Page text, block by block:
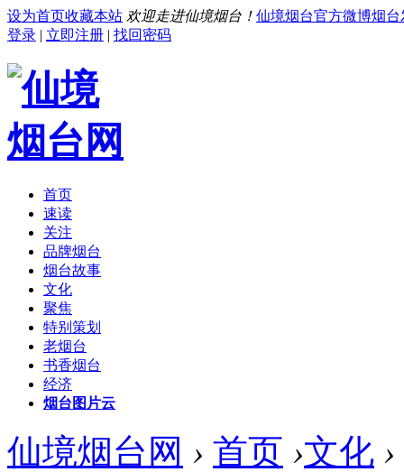
设为首页收藏本站 欢迎走进仙境烟台！ 仙境烟台官方微博烟台
登录 | 立即注册 | 找回密码
首页
速读
关注
品牌烟台
烟台故事
文化
聚焦
特别策划
老烟台
书香烟台
经济
烟台图片云
仙境烟台网 › 首页 ›文化 ›